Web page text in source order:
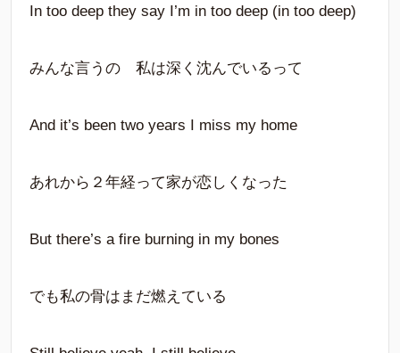
In too deep they say I’m in too deep (in too deep)
みんな言うの 私は深く沈んでいるって
And it’s been two years I miss my home
あれから２年経って家が恋しくなった
But there’s a fire burning in my bones
でも私の骨はまだ燃えている